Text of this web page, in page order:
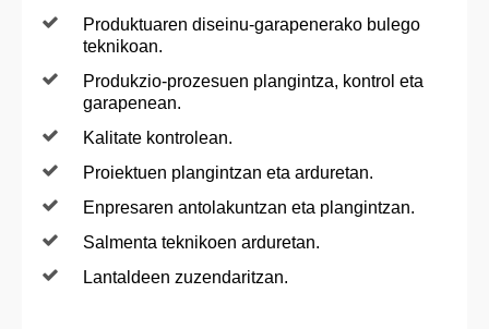
Produktuaren diseinu-garapenerako bulego
teknikoan.
Produkzio-prozesuen plangintza, kontrol eta
garapenean.
Kalitate kontrolean.
Proiektuen plangintzan eta arduretan.
Enpresaren antolakuntzan eta plangintzan.
Salmenta teknikoen arduretan.
Lantaldeen zuzendaritzan.